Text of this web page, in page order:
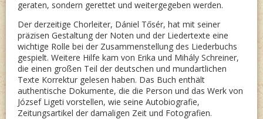
geraten, sondern gerettet und weitergegeben werden.
Der derzeitige Chorleiter, Dániel Tősér, hat mit seiner
präzisen Gestaltung der Noten und der Liedertexte eine
wichtige Rolle bei der Zusammenstellung des Liederbuchs
gespielt. Weitere Hilfe kam von Erika und Mihály Schreiner,
die einen großen Teil der deutschen und mundartlichen
Texte Korrektur gelesen haben. Das Buch enthält
authentische Dokumente, die die Person und das Werk von
József Ligeti vorstellen, wie seine Autobiografie,
Zeitungsartikel der damaligen Zeit und Fotografien.